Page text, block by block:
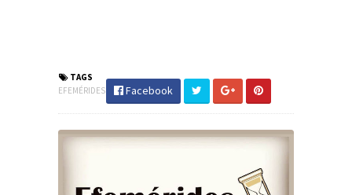
TAGS
EFEMÉRIDES
Facebook